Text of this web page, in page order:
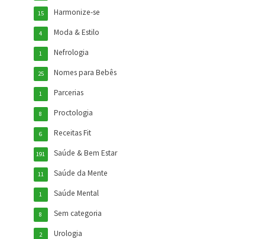
Harmonize-se
15
Moda & Estilo
4
Nefrologia
1
Nomes para Bebês
25
Parcerias
1
Proctologia
8
Receitas Fit
6
Saúde & Bem Estar
191
Saúde da Mente
11
Saúde Mental
1
Sem categoria
8
Urologia
2